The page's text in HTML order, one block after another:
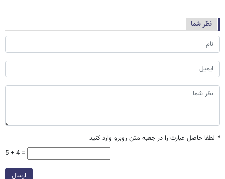
نظر شما
* لطفا حاصل عبارت را در جعبه متن روبرو وارد کنید
5 + 4 =
ارسال